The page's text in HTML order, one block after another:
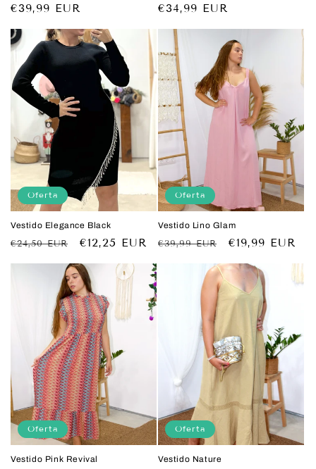
Precio
€39,99 EUR
Precio
€34,99 EUR
Oferta
Vestido Elegance Black
Precio
€24,50 EUR
Precio
oferta
€12,25 EUR
Oferta
Vestido Lino Glam
Precio
€39,99 EUR
Precio
oferta
€19,99 EUR
Oferta
Vestido Pink Revival
Oferta
Vestido Nature